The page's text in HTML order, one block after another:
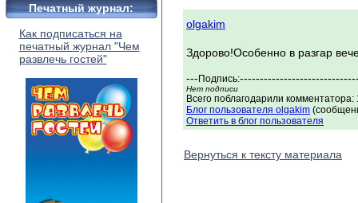
Печатный журнал:
Как подписаться на
печатный журнал "Чем
развлечь гостей"
olgakim
Здорово!Особенно в разгар
--- Подпись:
Нет подписи
Всего поблагодарили
Блог пользователя olgakim
Ответить в блог пользователя
Вернуться к тексту материала